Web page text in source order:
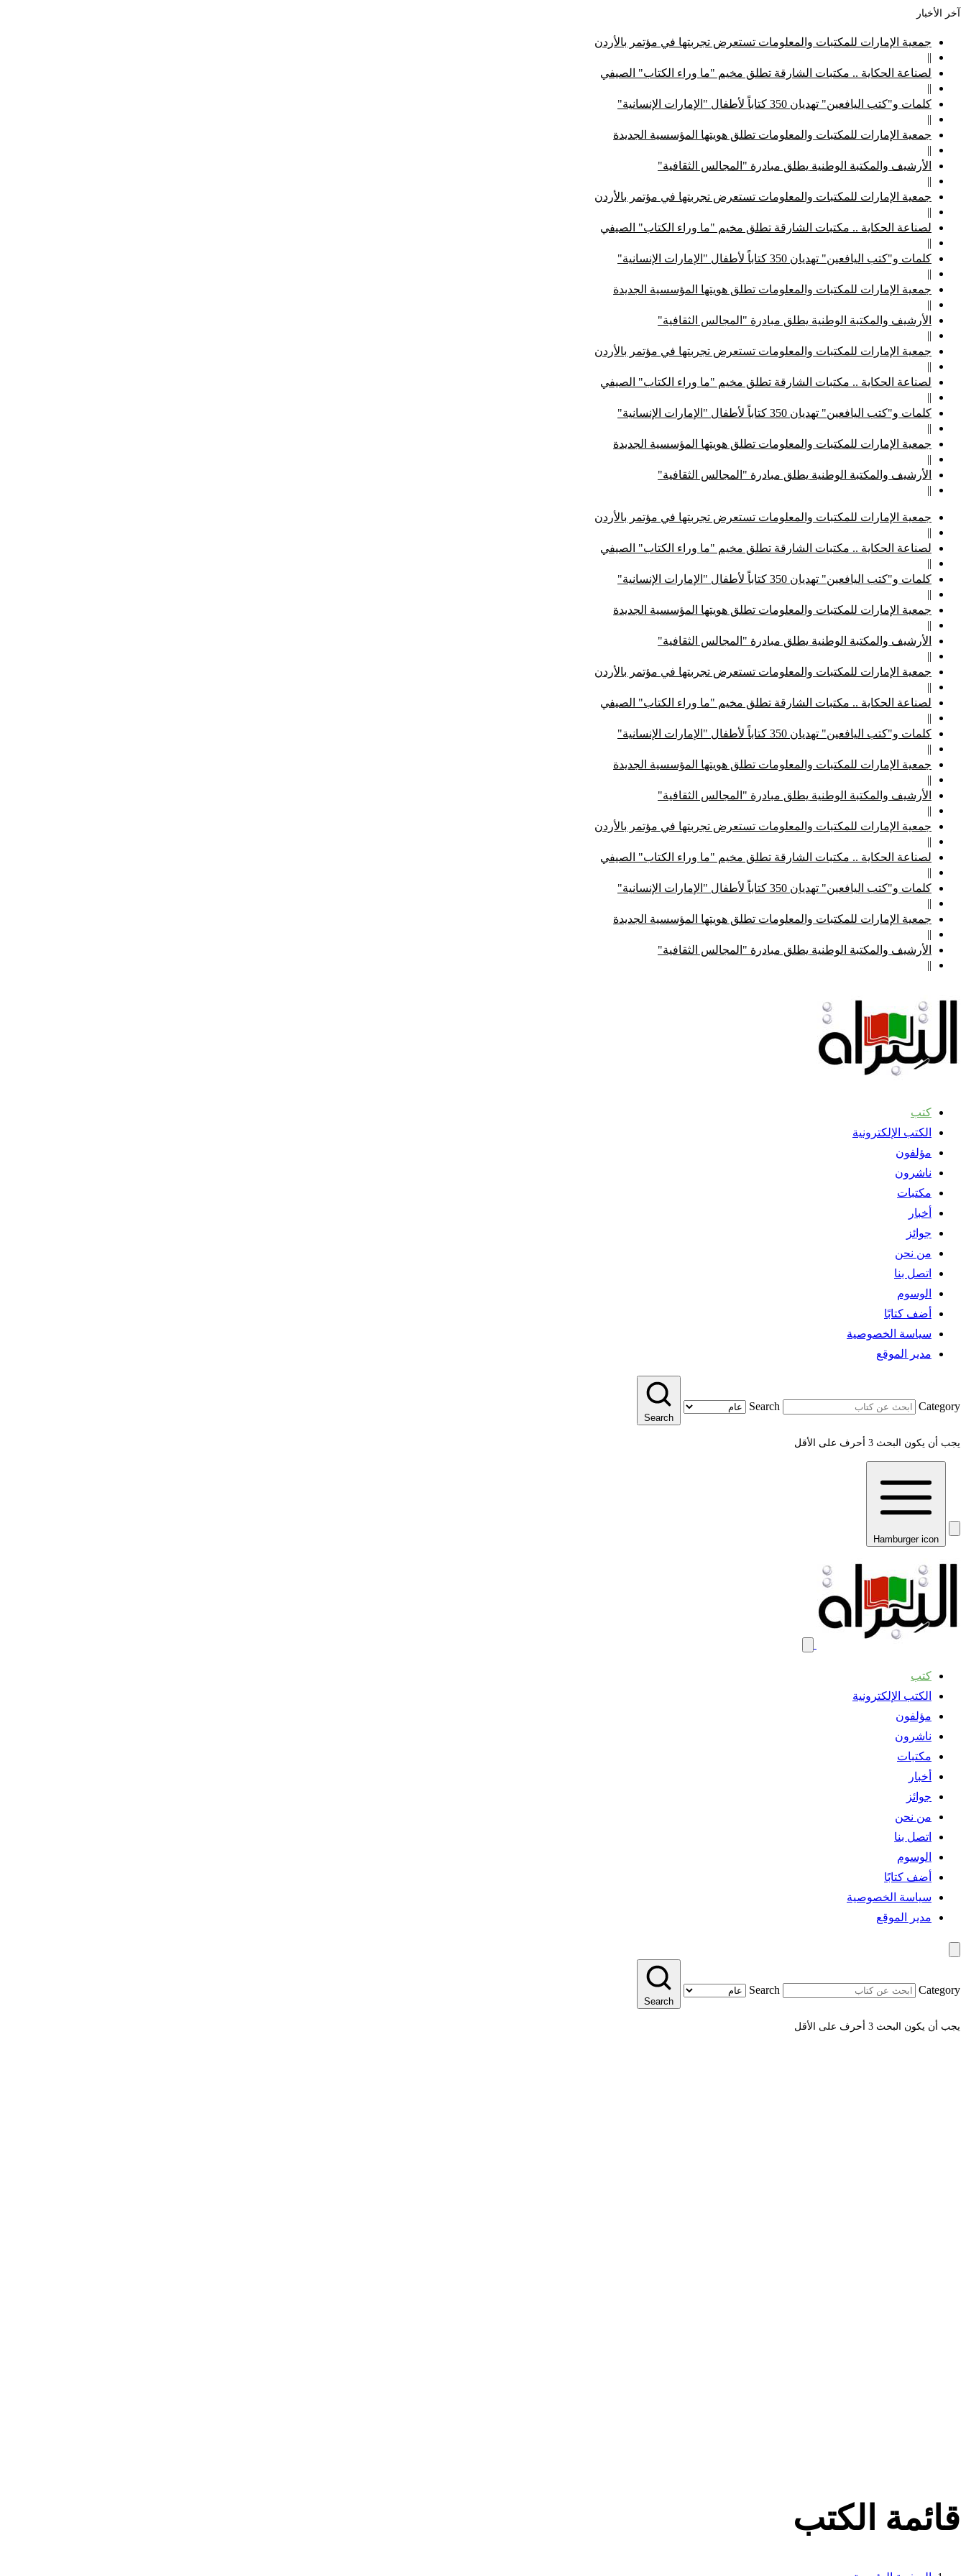
آخر الأخبار
جمعية الإمارات للمكتبات والمعلومات تستعرض تجربتها في مؤتمر بالأردن
||
لصناعة الحكاية .. مكتبات الشارقة تطلق مخيم "ما وراء الكتاب" الصيفي
||
كلمات و"كتب اليافعين" تهديان 350 كتاباً لأطفال "الإمارات الإنسانية"
||
جمعية الإمارات للمكتبات والمعلومات تطلق هويتها المؤسسية الجديدة
||
الأرشيف والمكتبة الوطنية يطلق مبادرة "المجالس الثقافية"
||
جمعية الإمارات للمكتبات والمعلومات تستعرض تجربتها في مؤتمر بالأردن
||
لصناعة الحكاية .. مكتبات الشارقة تطلق مخيم "ما وراء الكتاب" الصيفي
||
كلمات و"كتب اليافعين" تهديان 350 كتاباً لأطفال "الإمارات الإنسانية"
||
جمعية الإمارات للمكتبات والمعلومات تطلق هويتها المؤسسية الجديدة
||
الأرشيف والمكتبة الوطنية يطلق مبادرة "المجالس الثقافية"
||
جمعية الإمارات للمكتبات والمعلومات تستعرض تجربتها في مؤتمر بالأردن
||
لصناعة الحكاية .. مكتبات الشارقة تطلق مخيم "ما وراء الكتاب" الصيفي
||
كلمات و"كتب اليافعين" تهديان 350 كتاباً لأطفال "الإمارات الإنسانية"
||
جمعية الإمارات للمكتبات والمعلومات تطلق هويتها المؤسسية الجديدة
||
الأرشيف والمكتبة الوطنية يطلق مبادرة "المجالس الثقافية"
||
جمعية الإمارات للمكتبات والمعلومات تستعرض تجربتها في مؤتمر بالأردن
||
لصناعة الحكاية .. مكتبات الشارقة تطلق مخيم "ما وراء الكتاب" الصيفي
||
كلمات و"كتب اليافعين" تهديان 350 كتاباً لأطفال "الإمارات الإنسانية"
||
جمعية الإمارات للمكتبات والمعلومات تطلق هويتها المؤسسية الجديدة
||
الأرشيف والمكتبة الوطنية يطلق مبادرة "المجالس الثقافية"
||
جمعية الإمارات للمكتبات والمعلومات تستعرض تجربتها في مؤتمر بالأردن
||
لصناعة الحكاية .. مكتبات الشارقة تطلق مخيم "ما وراء الكتاب" الصيفي
||
كلمات و"كتب اليافعين" تهديان 350 كتاباً لأطفال "الإمارات الإنسانية"
||
جمعية الإمارات للمكتبات والمعلومات تطلق هويتها المؤسسية الجديدة
||
الأرشيف والمكتبة الوطنية يطلق مبادرة "المجالس الثقافية"
||
جمعية الإمارات للمكتبات والمعلومات تستعرض تجربتها في مؤتمر بالأردن
||
لصناعة الحكاية .. مكتبات الشارقة تطلق مخيم "ما وراء الكتاب" الصيفي
||
كلمات و"كتب اليافعين" تهديان 350 كتاباً لأطفال "الإمارات الإنسانية"
||
جمعية الإمارات للمكتبات والمعلومات تطلق هويتها المؤسسية الجديدة
||
الأرشيف والمكتبة الوطنية يطلق مبادرة "المجالس الثقافية"
||
كتب
الكتب الإلكترونية
مؤلفون
ناشرون
مكتبات
أخبار
جوائز
من نحن
اتصل بنا
الوسوم
أضف كتابًا
سياسة الخصوصية
مدير الموقع
Search Category
Search
يجب أن يكون البحث 3 أحرف على الأقل
Hamburger icon
كتب
الكتب الإلكترونية
مؤلفون
ناشرون
مكتبات
أخبار
جوائز
من نحن
اتصل بنا
الوسوم
أضف كتابًا
سياسة الخصوصية
مدير الموقع
Search Category
Search
يجب أن يكون البحث 3 أحرف على الأقل
قائمة الكتب